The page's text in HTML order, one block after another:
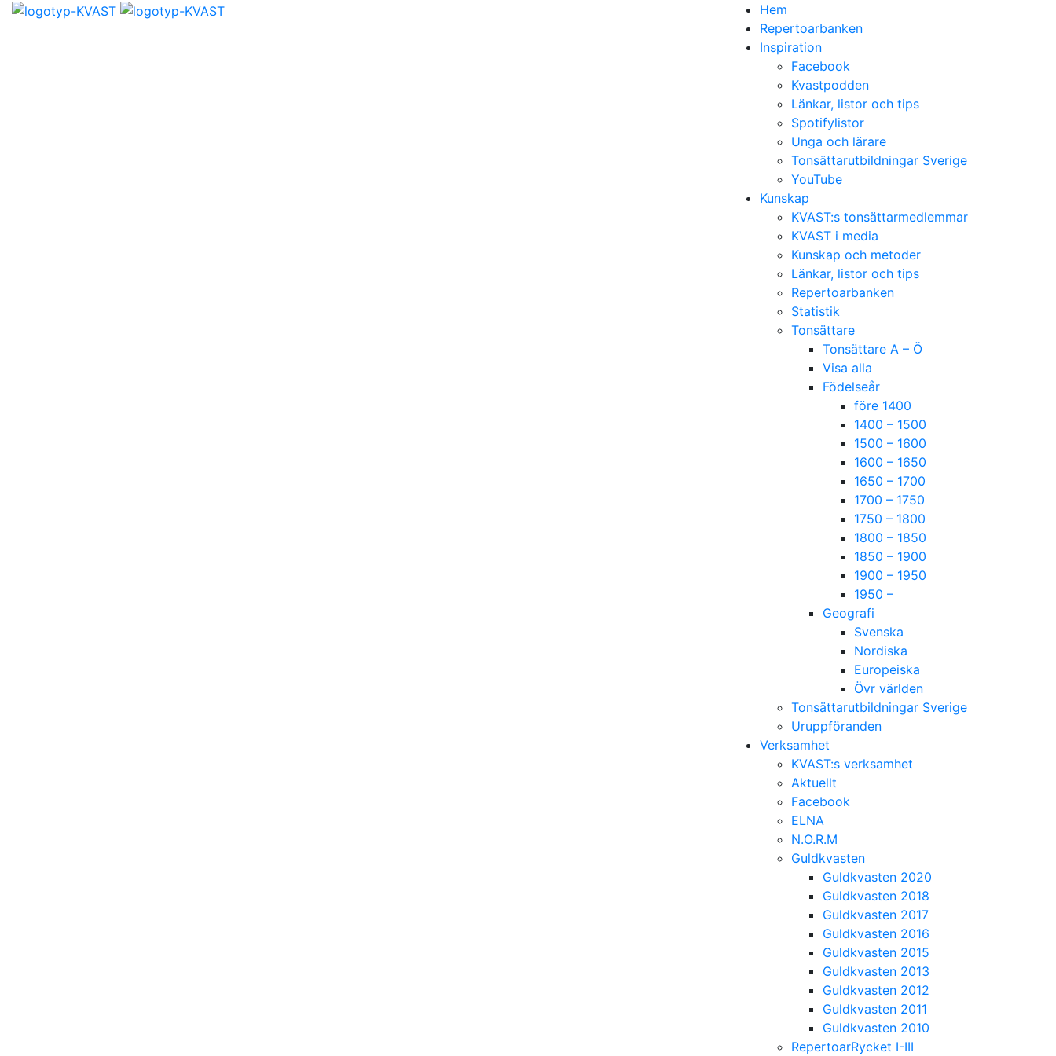
Hem
Repertoarbanken
Inspiration
Facebook
Kvastpodden
Länkar, listor och tips
Spotifylistor
Unga och lärare
Tonsättarutbildningar Sverige
YouTube
Kunskap
KVAST:s tonsättarmedlemmar
KVAST i media
Kunskap och metoder
Länkar, listor och tips
Repertoarbanken
Statistik
Tonsättare
Tonsättare A – Ö
Visa alla
Födelseår
före 1400
1400 – 1500
1500 – 1600
1600 – 1650
1650 – 1700
1700 – 1750
1750 – 1800
1800 – 1850
1850 – 1900
1900 – 1950
1950 –
Geografi
Svenska
Nordiska
Europeiska
Övr världen
Tonsättarutbildningar Sverige
Uruppföranden
Verksamhet
KVAST:s verksamhet
Aktuellt
Facebook
ELNA
N.O.R.M
Guldkvasten
Guldkvasten 2020
Guldkvasten 2018
Guldkvasten 2017
Guldkvasten 2016
Guldkvasten 2015
Guldkvasten 2013
Guldkvasten 2012
Guldkvasten 2011
Guldkvasten 2010
RepertoarRycket I-III